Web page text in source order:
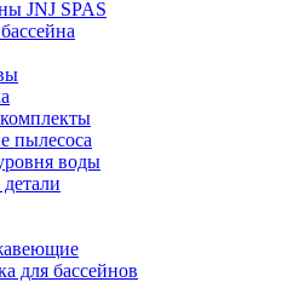
JNJ SPAS
пылесоса
воды
для бассейнов